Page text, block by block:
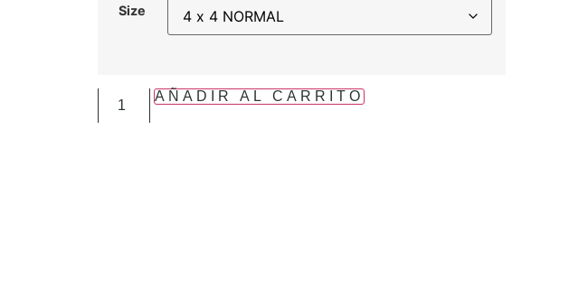
Size
AÑADIR AL CARRITO